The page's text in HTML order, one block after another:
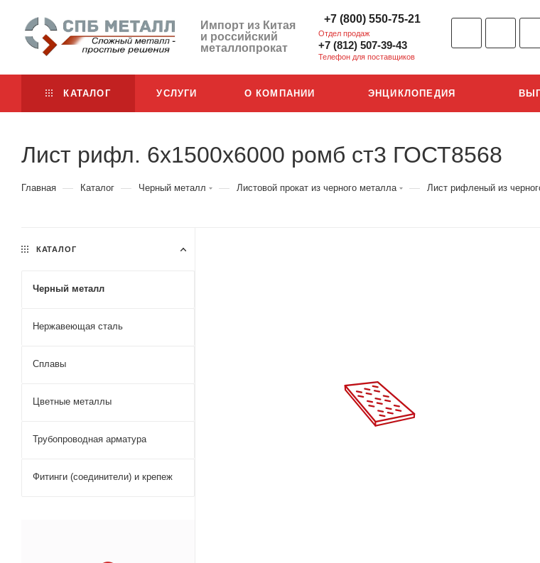
Импорт из Китая
и российский
металлопрокат
+7 (800) 550-75-21
Отдел продаж
+7 (812) 507-39-43
Телефон для поставщиков
КАТАЛОГ УСЛУГИ О КОМПАНИИ ЭНЦИКЛОПЕДИЯ
Лист рифл. 6х1500х6000 ромб ст3 ГОСТ8568
Главная — Каталог — Черный металл — Листовой прокат из черного металла — Лист рифленый из
КАТАЛОГ
Черный металл
Нержавеющая сталь
Сплавы
Цветные металлы
Трубопроводная арматура
Фитинги (соединители) и крепеж